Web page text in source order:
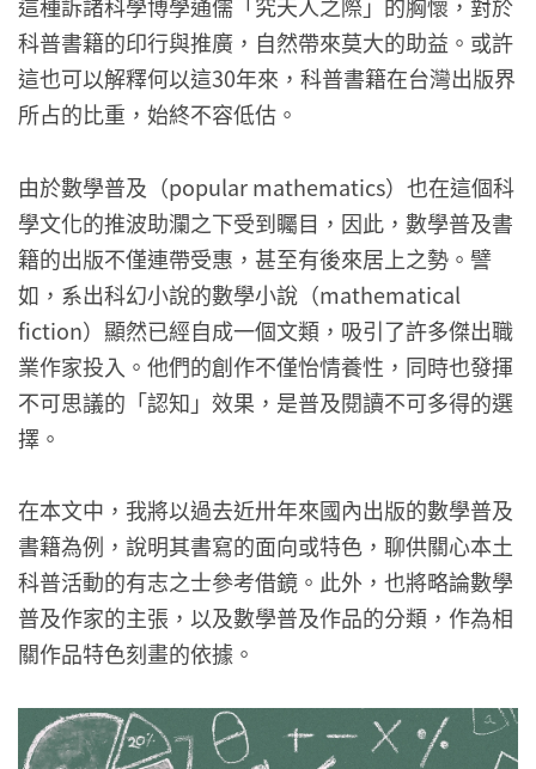
科普書籍的印行與推廣，自然帶來莫大的助益。或許
這也可以解釋何以這30年來，科普書籍在台灣出版界
所占的比重，始終不容低估。
由於數學普及（popular mathematics）也在這個科
學文化的推波助瀾之下受到矚目，因此，數學普及書
籍的出版不僅連帶受惠，甚至有後來居上之勢。譬
如，系出科幻小說的數學小說（mathematical
fiction）顯然已經自成一個文類，吸引了許多傑出職
業作家投入。他們的創作不僅怡情養性，同時也發揮
不可思議的「認知」效果，是普及閱讀不可多得的選
擇。
在本文中，我將以過去近卅年來國內出版的數學普及
書籍為例，說明其書寫的面向或特色，聊供關心本土
科普活動的有志之士參考借鏡。此外，也將略論數學
普及作家的主張，以及數學普及作品的分類，作為相
關作品特色刻畫的依據。